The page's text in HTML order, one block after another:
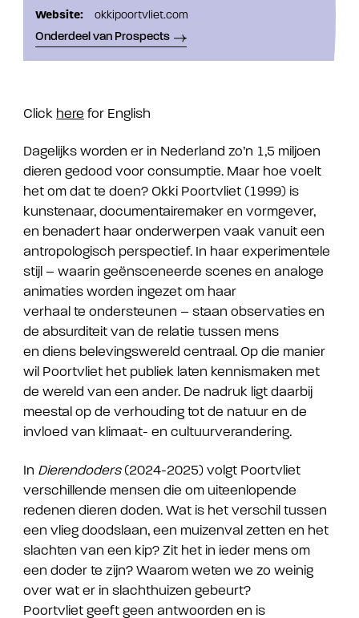
Website:
okkipoortvliet.com
Onderdeel van Prospects
Click here for English
Dagelijks worden er in Nederland zo’n 1,5 miljoen
dieren gedood voor consumptie. Maar hoe voelt
het om dat te doen? Okki Poortvliet (1999) is
kunstenaar, documentairemaker en vormgever,
en benadert haar onderwerpen vaak vanuit een
antropologisch perspectief. In haar experimentele
stijl – waarin geënsceneerde scenes en analoge
animaties worden ingezet om haar
verhaal te ondersteunen – staan observaties en
de absurditeit van de relatie tussen mens
en diens belevingswereld centraal. Op die manier
wil Poortvliet het publiek laten kennismaken met
de wereld van een ander. De nadruk ligt daarbij
meestal op de verhouding tot de natuur en de
invloed van klimaat- en cultuurverandering.
In Dierendoders(2024-2025) volgt Poortvliet
verschillende mensen die om uiteenlopende
redenen dieren doden. Wat is het verschil tussen
een vlieg doodslaan, een muizenval zetten en het
slachten van een kip? Zit het in ieder mens om
een doder te zijn? Waarom weten we zo weinig
over wat er in slachthuizen gebeurt?
Poortvliet geeft geen antwoorden en is